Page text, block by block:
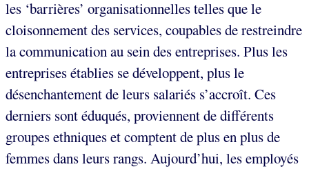
les ‘barrières’ organisationnelles telles que le
cloisonnement des services, coupables de restreindre
la communication au sein des entreprises. Plus les
entreprises établies se développent, plus le
désenchantement de leurs salariés s’accroît. Ces
derniers sont éduqués, proviennent de différents
groupes ethniques et comptent de plus en plus de
femmes dans leurs rangs. Aujourd’hui, les employés